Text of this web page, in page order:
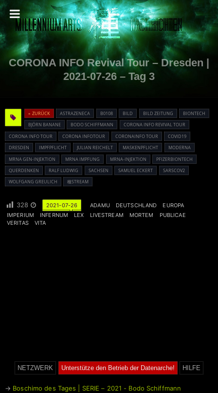
CORONA INFO Revival Tour – Dresden |
2021-07-26 – Tag 3
« ZURÜCK ASTRAZENECA B0108 BILD BILD ZEITUNG
BIONTECH
BJÖRN BANANE
BODO SCHIFFMANN
CORONA INFO REVIVAL TOUR
CORONA INFO TOUR
CORONA INFOTOUR CORONAINFO TOUR
COVID19
DRESDEN
IMPFPFLICHT JULIAN REICHELT MASKENPFLICHT
MODERNA
MRNA GEN-INJEKTION
MRNA IMPFUNG MRNA-INJEKTION
PFIZERBIONTECH
QUERDENKEN
RALF LUDWIG SACHSEN SAMUEL ECKERT
SARSCOV2
WOLFGANG GREULICH
種STREAM
328 2021-07-26 ADAMU DEUTSCHLAND
EUROPA
IMPERIUM
INFERNUM LEX LIVESTREAM MORTEM
PUBLICAE
VERITAS
VITA
NETZWERK Unterstütze den Betrieb der Datenarche! HILFE
→ Boschimo des Tages | SERIE – 2021 - Bodo Schiffmann